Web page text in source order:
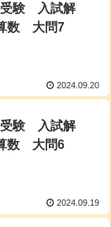
受験 入試解
数 大問7
2024.09.20
受験 入試解
数 大問6
2024.09.19